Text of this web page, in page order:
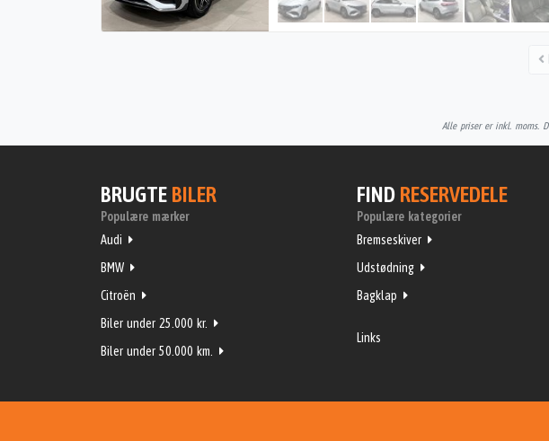
Alle priser er inkl. moms.
BRUGTE BILER
Populære mærker
Audi
BMW
Citroën
Biler under 25.000 kr.
Biler under 50.000 km.
FIND RESERVEDELE
Populære kategorier
Bremseskiver
Udstødning
Bagklap
Links